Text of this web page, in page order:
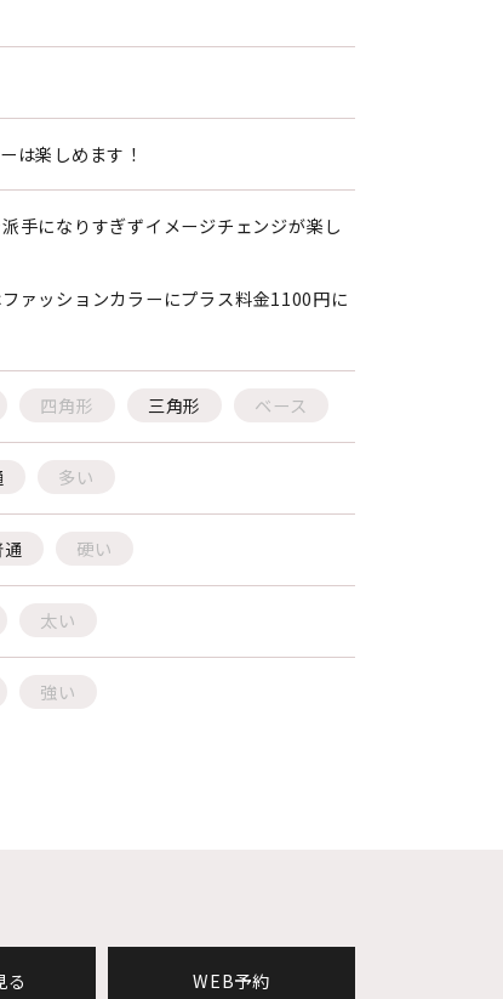
は楽しめます！
手になりすぎずイメージチェンジが楽し
ファッションカラーにプラス料金1100円に
四角形 三角形 ベース
多い
硬い
太い
強い
る WEB予約